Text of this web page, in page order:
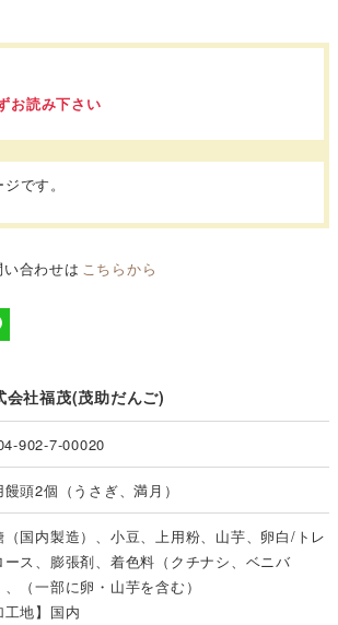
お読み下さい
です。
合わせは こちらから
会社福茂(茂助だんご)
902-7-00020
頭2個（うさぎ、満月）
（国内製造）、小豆、上用粉、山芋、卵白/トレ
ース、膨張剤、着色料（クチナシ、ベニバ
（一部に卵・山芋を含む）
工地】国内